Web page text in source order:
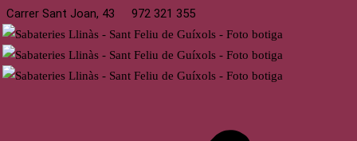
Carrer Sant Joan, 43 972 321 355